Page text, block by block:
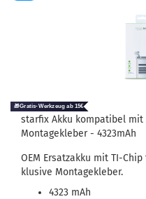
star­fix Akku kom­pa­ti­bel mit
Mon­ta­ge­kle­ber - 4323mAh
OEM Er­satz­ak­ku mit TI-​
klu­si­ve Mon­ta­ge­kle­ber.
4323 mAh